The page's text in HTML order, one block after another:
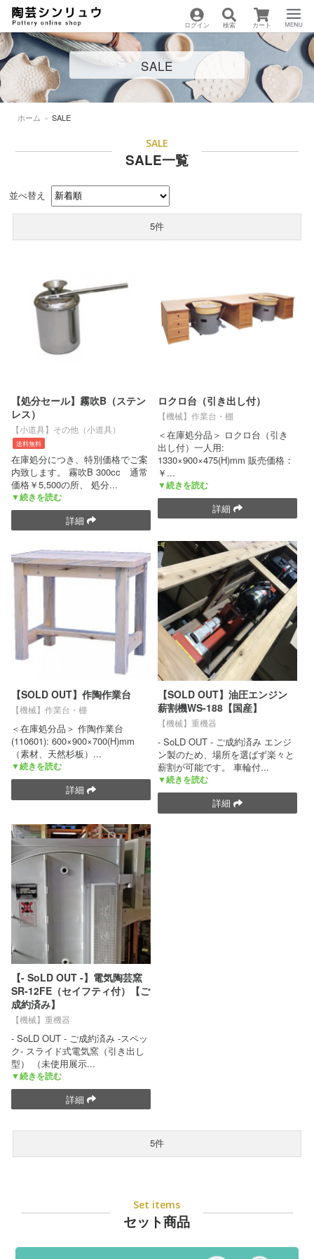
陶芸用品の通販サイト
| 陶芸シンリュウ
ログイン 検索 カート
Menu
SALE
ホーム » SALE
SALE
SALE一覧
並べ替え
5件
【処分セール】霧吹B（ステン
レス）
【小道具】その他（小道具）
送料無料
在庫処分につき、特別価格でご案
内致します。 霧吹B 300cc 通常
価格￥5,500の所、 処分...
▼続きを読む
詳細
ロクロ台（引き出し付）
【機械】作業台・棚
＜在庫処分品＞ ロクロ台（引き
出し付）一人用:
1330×900×475(H)mm 販売価格：
￥ ...
▼続きを読む
詳細
【SOLD OUT】作陶作業台
【機械】作業台・棚
＜在庫処分品＞ 作陶作業台
(110601): 600×900×700(H)mm
（素材、天然杉板） ...
▼続きを読む
詳細
【SOLD OUT】油圧エンジン
薪割機WS-188【国産】
【機械】重機器
- SoLD OUT - ご成約済み エンジ
ン製のため、場所を選ばず楽々と
薪割が可能です。 車輪付...
▼続きを読む
詳細
【- SoLD OUT -】電気陶芸窯
SR-12FE（セイフティ付）【ご
成約済み】
【機械】重機器
- SoLD OUT - ご成約済み -スペッ
ク- スライド式電気窯（引き出し
型） （未使用展示...
▼続きを読む
詳細
5件
Set items
セット商品